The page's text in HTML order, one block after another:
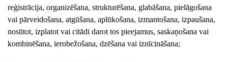
reģistrācija, organizēšana, strukturēšana, glabāšana, pielāgošana
vai pārveidošana, atgūšana, aplūkošana, izmantošana, izpaušana,
nosūtot, izplatot vai citādi darot tos pieejamus, saskaņošana vai
kombinēšana, ierobežošana, dzēšana vai iznīcināšana;